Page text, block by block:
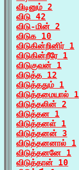
விடினும் 2
விடு 42
விடு-மின் 2
விடுக 10
விடுகின்றினிர் 1
விடுகின்றீரே 1
விடுகுவன் 1
விடுத்த 12
விடுத்ததும் 1
விடுத்தமையால் 1
விடுத்தலின் 2
விடுத்தன 1
விடுத்தனள் 1
விடுத்தனன் 3
விடுத்தனனால் 1
விடுத்தனனே 1
விடுத்தான் 10